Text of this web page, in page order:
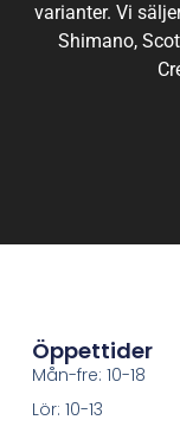
varianter. Vi
Shimano,
Öppettider
Mån-fre: 10-18
Lör: 10-13